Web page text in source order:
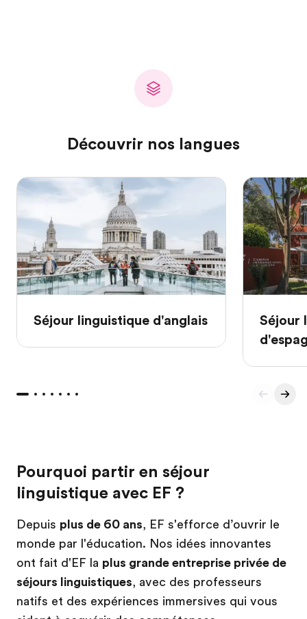
Découvrir nos langues
Séjour linguistique d'anglais
Séjour
Pourquoi partir en séjour
linguistique avec EF ?
Depuis plus de 60 ans, EF s'efforce d’ouvrir le
monde par l'éducation. Nos idées innovantes
ont fait d'EF la plus grande entreprise privée de
séjours linguistiques, avec des professeurs
natifs et des expériences immersives qui vous